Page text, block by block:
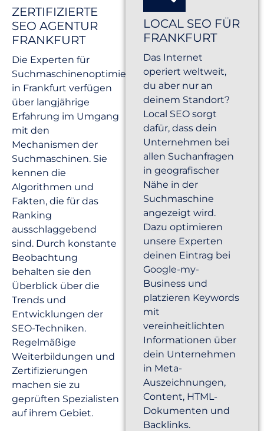
ZERTIFIZIERTE
SEO AGENTUR
FRANKFURT
Die Experten für
Suchmaschinenoptimierung
in Frankfurt verfügen
über langjährige
Erfahrung im Umgang
mit den
Mechanismen der
Suchmaschinen. Sie
kennen die
Algorithmen und
Fakten, die für das
Ranking
ausschlaggebend
sind. Durch konstante
Beobachtung
behalten sie den
Überblick über die
Trends und
Entwicklungen der
SEO-Techniken.
Regelmäßige
Weiterbildungen und
Zertifizierungen
machen sie zu
geprüften Spezialisten
auf ihrem Gebiet.
LOCAL SEO FÜR
FRANKFURT
Das Internet
operiert weltweit,
du aber nur an
deinem Standort?
Local SEO sorgt
dafür, dass dein
Unternehmen bei
allen Suchanfragen
in geografischer
Nähe in der
Suchmaschine
angezeigt wird.
Dazu optimieren
unsere Experten
deinen Eintrag bei
Google-my-
Business und
platzieren Keywords
mit
vereinheitlichten
Informationen über
dein Unternehmen
in Meta-
Auszeichnungen,
Content, HTML-
Dokumenten und
Backlinks.